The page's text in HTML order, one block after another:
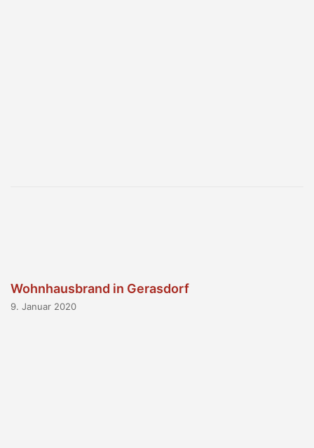
Wohnhausbrand in Gerasdorf
9. Januar 2020